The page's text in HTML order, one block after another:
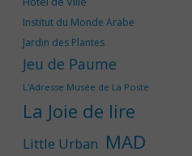
Institut du Monde Arabe
Jardin des Plantes
Jeu de Paume
L'Adresse Musée de La Poste
La Joie de lire
Little Urban MAD